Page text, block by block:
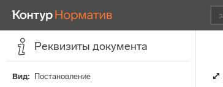
Реквизиты документа
Вид
Постановление